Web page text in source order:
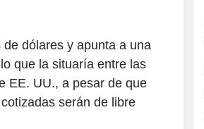
dólares y apunta a una
que la situaría entre las
EE. UU., a pesar de que
serán de libre